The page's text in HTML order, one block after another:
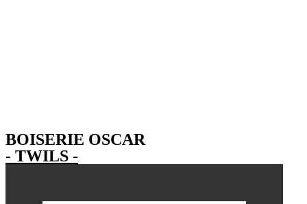
BOISERIE OSCAR
- TWILS -